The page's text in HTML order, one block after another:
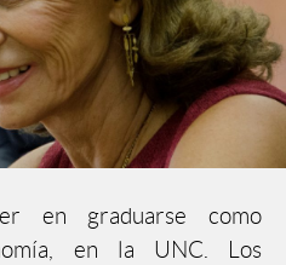
en graduarse como
en la UNC. Los